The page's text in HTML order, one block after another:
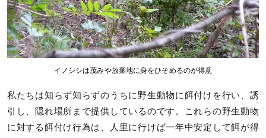
イノシシは茂みや放棄地に身をひそめるのが得意
私たちは知らず知らずのうちに野生動物に餌付けを行い、誘
引し、隠れ場所まで提供しているのです。これらの野生動物
に対する餌付け行為は、人里に行けば一年中安定して餌が得